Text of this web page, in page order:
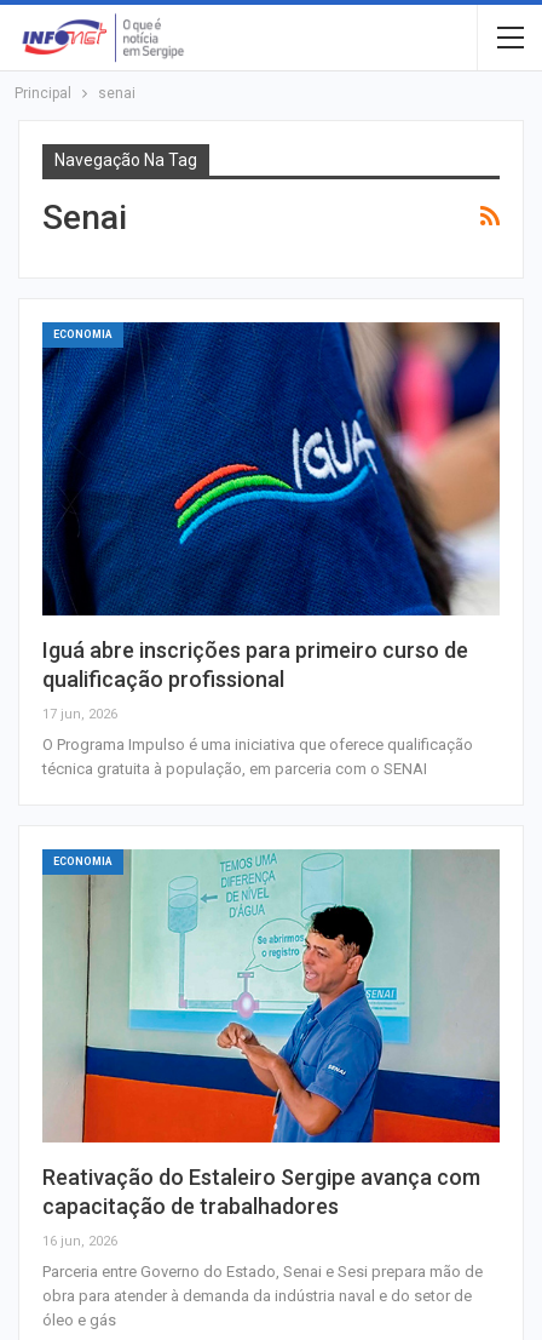
Principal senai
Navegação Na Tag
Senai
ECONOMIA
Iguá abre inscrições para primeiro curso de
qualificação profissional
17 jun, 2026
O Programa Impulso é uma iniciativa que oferece qualificação
técnica gratuita à população, em parceria com o SENAI
ECONOMIA
Reativação do Estaleiro Sergipe avança com
capacitação de trabalhadores
16 jun, 2026
Parceria entre Governo do Estado, Senai e Sesi prepara mão de
obra para atender à demanda da indústria naval e do setor de
óleo e gás